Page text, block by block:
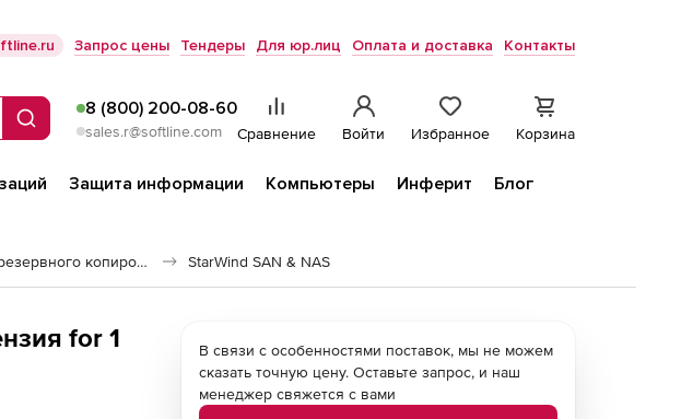
Запрос цены Тендеры Для юр.лиц Оплата и доставка Контакты
Поиск
8 (800) 200-08-60
sales.r@softline.com Сравнение Войти Избранное Корзина
Защита информации Компьютеры Инферит
Блог
Программное обеспечение для резервного копирования StarWind SAN & NAS
for 1
В связи с особенностями поставок, мы не можем
сказать точную цену. Оставьте запрос, и наш
менеджер свяжется с вами